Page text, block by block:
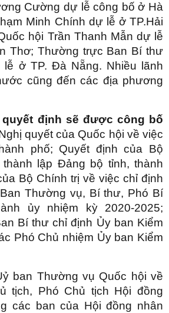
Cường dự lễ công bố ở Hà
Minh Chính dự lễ ở TP.Hải
hội Trần Thanh Mẫn dự lễ
Thơ; Thường trực Ban Bí thư
lễ ở TP. Đà Nẵng. Nhiều lãnh
cũng đến các địa phương
quyết định sẽ được công bố
quyết của Quốc hội về việc
phố; Quyết định của Bộ
lập Đảng bộ tỉnh, thành
Bộ Chính trị về việc chỉ định
Thường vụ, Bí thư, Phó Bí
ủy nhiệm kỳ 2020-2025;
Bí thư chỉ định Ủy ban Kiểm
Phó Chủ nhiệm Ủy ban Kiểm
ban Thường vụ Quốc hội về
tịch, Phó Chủ tịch Hội đồng
các ban của Hội đồng nhân